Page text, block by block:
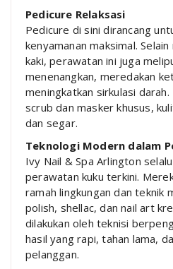
Pedicure Relaksasi
Pedicure di sini dirancang
kenyamanan maksimal.
kaki, perawatan ini juga
menenangkan, meredakan
meningkatkan sirkulasi
scrub dan masker khusus,
dan segar.
Teknologi Modern dalam
Ivy Nail & Spa Arlington
perawatan kuku terkini.
ramah lingkungan dan teknik
polish, shellac, dan nail art
dilakukan oleh teknisi
hasil yang rapi, tahan lama,
pelanggan.